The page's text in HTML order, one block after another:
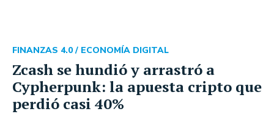
Zcash se hundió y arrastró a
Cypherpunk: la apuesta cripto que
perdió casi 40%
FINANZAS 4.0 / ECONOMÍA DIGITAL